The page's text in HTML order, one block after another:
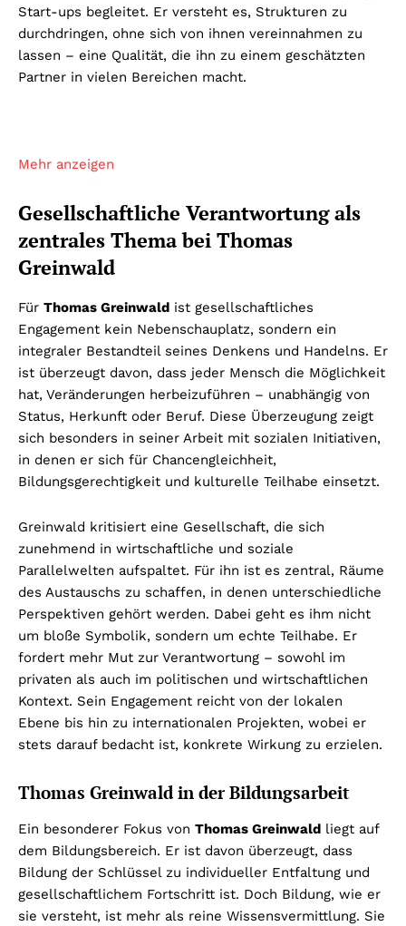
Start-ups begleitet. Er versteht es, Strukturen zu
durchdringen, ohne sich von ihnen vereinnahmen zu
lassen – eine Qualität, die ihn zu einem geschätzten
Partner in vielen Bereichen macht.
Mehr anzeigen
Gesellschaftliche Verantwortung als
zentrales Thema bei Thomas
Greinwald
Für Thomas Greinwald ist gesellschaftliches
Engagement kein Nebenschauplatz, sondern ein
integraler Bestandteil seines Denkens und Handelns. Er
ist überzeugt davon, dass jeder Mensch die Möglichkeit
hat, Veränderungen herbeizuführen – unabhängig von
Status, Herkunft oder Beruf. Diese Überzeugung zeigt
sich besonders in seiner Arbeit mit sozialen Initiativen,
in denen er sich für Chancengleichheit,
Bildungsgerechtigkeit und kulturelle Teilhabe einsetzt.
Greinwald kritisiert eine Gesellschaft, die sich
zunehmend in wirtschaftliche und soziale
Parallelwelten aufspaltet. Für ihn ist es zentral, Räume
des Austauschs zu schaffen, in denen unterschiedliche
Perspektiven gehört werden. Dabei geht es ihm nicht
um bloße Symbolik, sondern um echte Teilhabe. Er
fordert mehr Mut zur Verantwortung – sowohl im
privaten als auch im politischen und wirtschaftlichen
Kontext. Sein Engagement reicht von der lokalen
Ebene bis hin zu internationalen Projekten, wobei er
stets darauf bedacht ist, konkrete Wirkung zu erzielen.
Thomas Greinwald in der Bildungsarbeit
Ein besonderer Fokus von Thomas Greinwald liegt auf
dem Bildungsbereich. Er ist davon überzeugt, dass
Bildung der Schlüssel zu individueller Entfaltung und
gesellschaftlichem Fortschritt ist. Doch Bildung, wie er
sie versteht, ist mehr als reine Wissensvermittlung. Sie